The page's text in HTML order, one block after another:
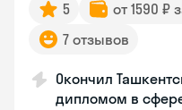
5 от 1590 ₽
7 отзывов
Окончил
дипломом в